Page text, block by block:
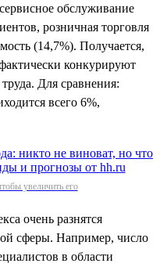
обслуживание
розничная торговля
(14,7%). Получается,
конкурируют
Для сравнения:
всего 6%,
увеличить его
очень разнятся
сферы. Например, число
в области